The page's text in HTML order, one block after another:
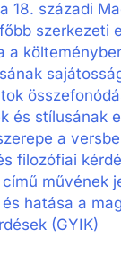
18. századi
szerkezeti
a
és stílusának
a
filozófiai
művének
hatása a
(GYIK)